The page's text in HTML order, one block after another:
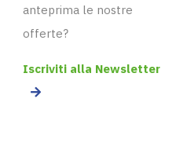
anteprima le nostre
offerte?
Iscriviti alla Newsletter